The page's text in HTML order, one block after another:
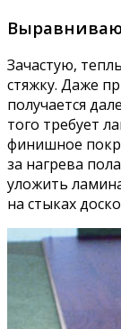
Зачастую,
стяжку. Даже
получается
того требует
финишное
за нагрева
уложить
на стыках